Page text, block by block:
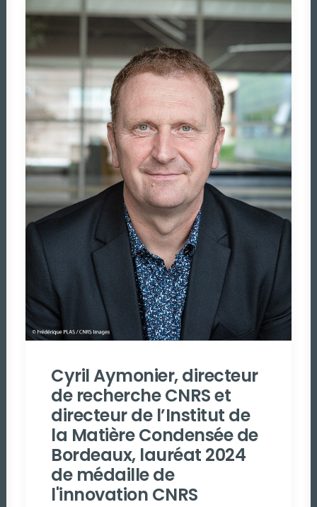
Cyril Aymonier, directeur
de recherche CNRS et
directeur de l’Institut de
la Matière Condensée de
Bordeaux, lauréat 2024
de médaille de
l'innovation CNRS